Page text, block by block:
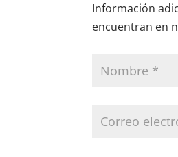
Información
encuentran en